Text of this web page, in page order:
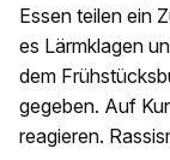
Essen teilen ein
es Lärmklagen
dem
gegeben. Auf
reagieren.